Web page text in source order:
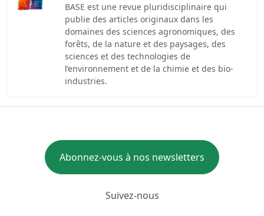
BASE est une revue pluridisciplinaire qui
publie des articles originaux dans les
domaines des sciences agronomiques, des
forêts, de la nature et des paysages, des
sciences et des technologies de
l’environnement et de la chimie et des bio-
industries.
Abonnez-vous à nos newsletters
Suivez-nous